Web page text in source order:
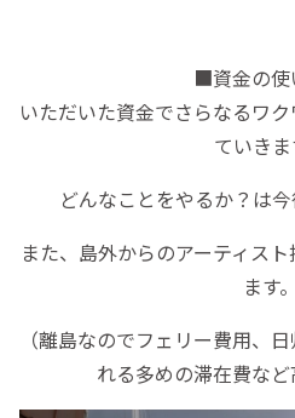
■資金の使
いただいた資金でさらなるワ
ていきま
どんなことをやるか？は今
また、島外からのアーティス
ます。
（離島なのでフェリー費用、
れる多めの滞在費など